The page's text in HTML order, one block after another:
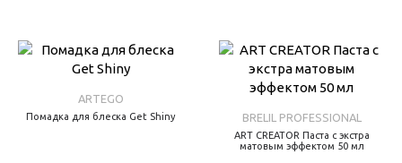
ARTEGO
Помадка для блеска Get Shiny BRELIL PROFESSIONAL
ART CREATOR Паста с экстра
матовым эффектом 50 мл